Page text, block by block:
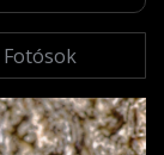
Fotósok